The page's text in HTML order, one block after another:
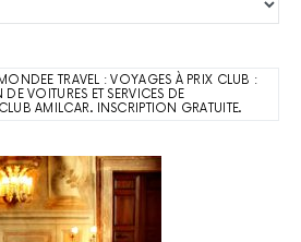
TRAVEL : VOYAGES À PRIX CLUB :
VOITURES ET SERVICES DE
AMILCAR. INSCRIPTION GRATUITE.